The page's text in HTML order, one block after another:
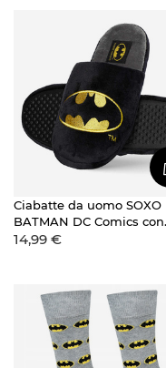
Ciabatte da uomo SOXO
BATMAN DC Comics con
suola rigida in TPR
14,99 €